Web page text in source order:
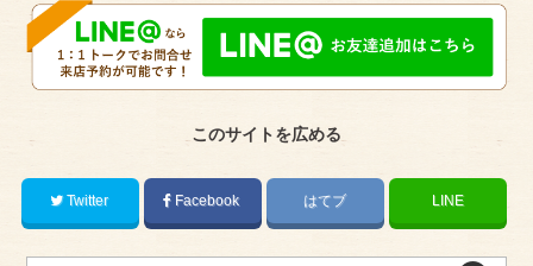
このサイトを広める
Twitter Facebook はてブ LINE